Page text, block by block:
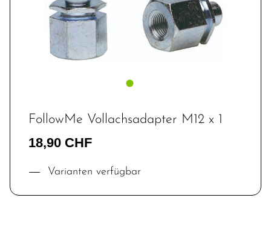
FollowMe Vollachsadapter M12 x 1
18,90 CHF
Varianten verfügbar